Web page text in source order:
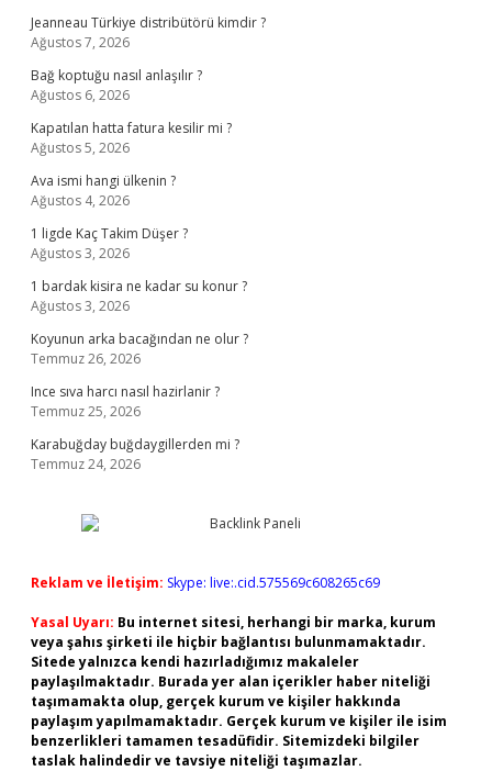
Jeanneau Türkiye distribütörü kimdir ?
Ağustos 7, 2026
Bağ koptuğu nasıl anlaşılır ?
Ağustos 6, 2026
Kapatılan hatta fatura kesilir mi ?
Ağustos 5, 2026
Ava ismi hangi ülkenin ?
Ağustos 4, 2026
1 ligde Kaç Takim Düşer ?
Ağustos 3, 2026
1 bardak kisira ne kadar su konur ?
Ağustos 3, 2026
Koyunun arka bacağından ne olur ?
Temmuz 26, 2026
Ince sıva harcı nasıl hazirlanir ?
Temmuz 25, 2026
Karabuğday buğdaygillerden mi ?
Temmuz 24, 2026
Reklam ve İletişim: Skype: live:.cid.575569c608265c69
Yasal Uyarı: Bu internet sitesi, herhangi bir marka, kurum
veya şahıs şirketi ile hiçbir bağlantısı bulunmamaktadır.
Sitede yalnızca kendi hazırladığımız makaleler
paylaşılmaktadır. Burada yer alan içerikler haber niteliği
taşımamakta olup, gerçek kurum ve kişiler hakkında
paylaşım yapılmamaktadır. Gerçek kurum ve kişiler ile isim
benzerlikleri tamamen tesadüfidir. Sitemizdeki bilgiler
taslak halindedir ve tavsiye niteliği taşımazlar.